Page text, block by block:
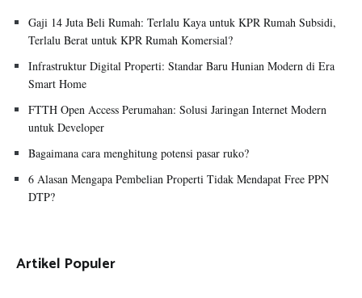
Gaji 14 Juta Beli Rumah: Terlalu Kaya untuk KPR Rumah Subsidi,
Terlalu Berat untuk KPR Rumah Komersial?
Infrastruktur Digital Properti: Standar Baru Hunian Modern di Era
Smart Home
FTTH Open Access Perumahan: Solusi Jaringan Internet Modern
untuk Developer
Bagaimana cara menghitung potensi pasar ruko?
6 Alasan Mengapa Pembelian Properti Tidak Mendapat Free PPN
DTP?
Artikel Populer